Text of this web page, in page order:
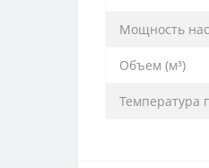
Мощность
Объем (м³)
Температура